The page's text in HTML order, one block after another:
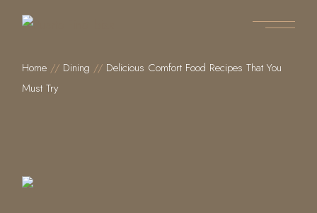
Home Dining
Delicious Comfort Food Recipes That You
Must Try